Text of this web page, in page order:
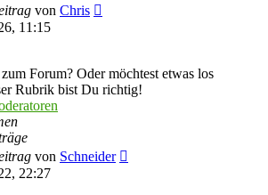
von Chris
11:15
Forum? Oder möchtest etwas los
Rubrik bist Du richtig!
von Schneider
22:27